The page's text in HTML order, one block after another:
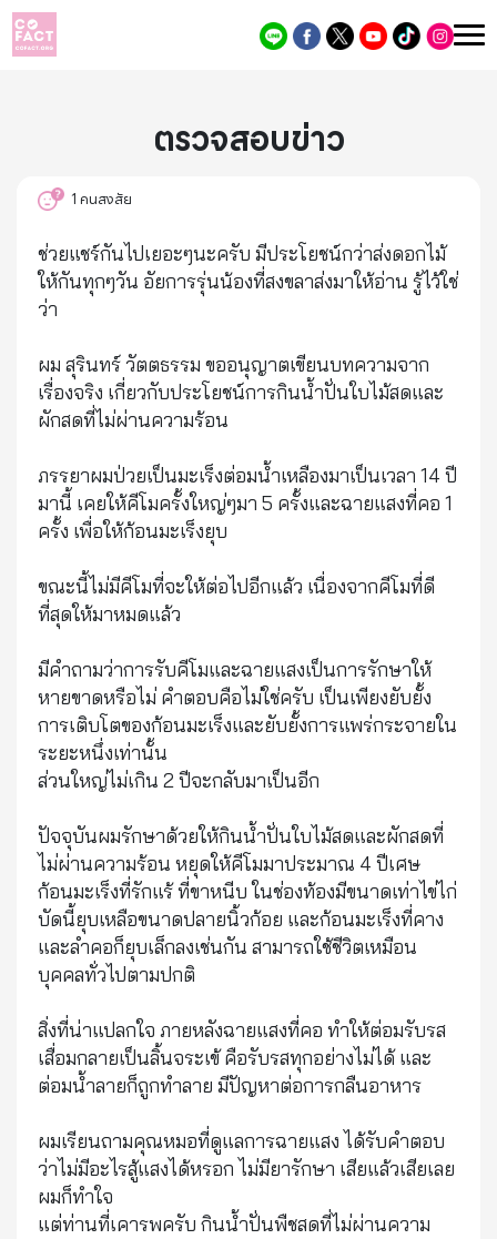
ตรวจสอบข่าว
1คนสงสัย
ช่วยแชร์กันไปเยอะๆนะครับ มีประโยชน์กว่าส่งดอกไม้
ให้กันทุกๆวัน อัยการรุ่นน้องที่สงขลาส่งมาให้อ่าน รู้ไว้ใช่
ว่า
ผม สุรินทร์ วัตตธรรม ขออนุญาตเขียนบทความจาก
เรื่องจริง เกี่ยวกับประโยชน์การกินน้ำปั่นใบไม้สดและ
ผักสดที่ไม่ผ่านความร้อน
ภรรยาผมป่วยเป็นมะเร็งต่อมน้ำเหลืองมาเป็นเวลา 14 ปี
มานี้ เคยให้คีโมครั้งใหญ่ๆมา 5 ครั้งและฉายแสงที่คอ 1
ครั้ง เพื่อให้ก้อนมะเร็งยุบ
ขณะนี้ไม่มีคีโมที่จะให้ต่อไปอีกแล้ว เนื่องจากคีโมที่ดี
ที่สุดให้มาหมดแล้ว
มีคำถามว่าการรับคีโมและฉายแสงเป็นการรักษาให้
หายขาดหรือไม่ คำตอบคือไม่ใช่ครับ เป็นเพียงยับยั้ง
การเติบโตของก้อนมะเร็งและยับยั้งการแพร่กระจายใน
ระยะหนึ่งเท่านั้น
ส่วนใหญ่ไม่เกิน 2 ปีจะกลับมาเป็นอีก
ปัจจุบันผมรักษาด้วยให้กินน้ำปั่นใบไม้สดและผักสดที่
ไม่ผ่านความร้อน หยุดให้คีโมมาประมาณ 4 ปีเศษ
ก้อนมะเร็งที่รักแร้ ที่ขาหนีบ ในช่องท้องมีขนาดเท่าไข่ไก่
บัดนี้ยุบเหลือขนาดปลายนิ้วก้อย และก้อนมะเร็งที่คาง
และลำคอก็ยุบเล็กลงเช่นกัน สามารถใช้ชีวิตเหมือน
บุคคลทั่วไปตามปกติ
สิ่งที่น่าแปลกใจ ภายหลังฉายแสงที่คอ ทำให้ต่อมรับรส
เสื่อมกลายเป็นลิ้นจระเข้ คือรับรสทุกอย่างไม่ได้ และ
ต่อมน้ำลายก็ถูกทำลาย มีปัญหาต่อการกลืนอาหาร
ผมเรียนถามคุณหมอที่ดูแลการฉายแสง ได้รับคำตอบ
ว่าไม่มีอะไรสู้แสงได้หรอก ไม่มียารักษา เสียแล้วเสียเลย
ผมก็ทำใจ
แต่ท่านที่เคารพครับ กินน้ำปั่นพืชสดที่ไม่ผ่านความ